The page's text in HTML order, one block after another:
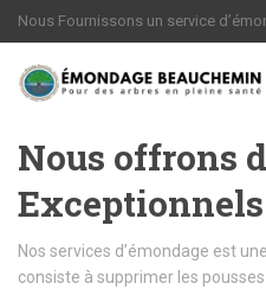
Nous Fournissons un service
Nous offrons
Exceptionnels
Nos services d’émondage est
consiste à supprimer les